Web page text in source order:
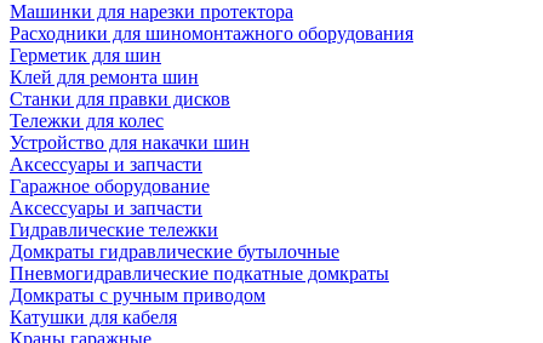
Машинки для нарезки протектора
Расходники для шиномонтажного оборудования
Герметик для шин
Клей для ремонта шин
Станки для правки дисков
Тележки для колес
Устройство для накачки шин
Аксессуары и запчасти
Гаражное оборудование
Аксессуары и запчасти
Гидравлические тележки
Домкраты гидравлические бутылочные
Пневмогидравлические подкатные домкраты
Домкраты с ручным приводом
Катушки для кабеля
Краны гаражные